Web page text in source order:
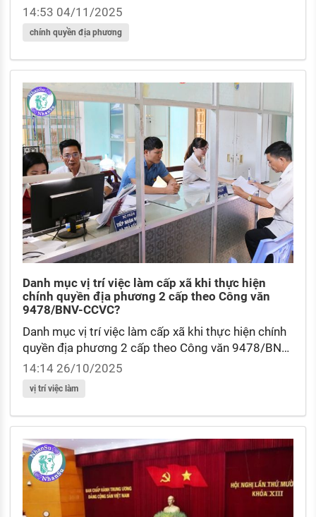
chính quyền địa phương 2 cấp? Nguyên tắc tổ chức
và hoạt động của chính quyền địa phương được
quy định như thế nào?
14:53 04/11/2025
chính quyền địa phương
Danh mục vị trí việc làm cấp xã khi thực hiện
chính quyền địa phương 2 cấp theo Công văn
9478/BNV-CCVC?
Danh mục vị trí việc làm cấp xã khi thực hiện chính
quyền địa phương 2 cấp theo Công văn 9478/BNV-
CCVC gồm các vị trí nào?
14:14 26/10/2025
vị trí việc làm